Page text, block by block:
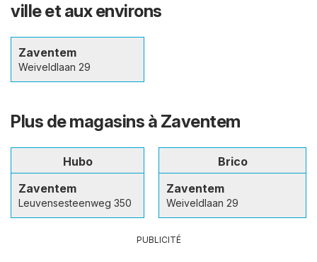
ville et aux environs
Zaventem
Weiveldlaan 29
Plus de magasins à Zaventem
Hubo
Zaventem
Leuvensesteenweg 350
Brico
Zaventem
Weiveldlaan 29
PUBLICITÉ